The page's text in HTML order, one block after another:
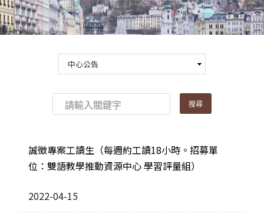
Open submenu (語文研習與活動)
語文研習與活動
(link is external)
誠徵專案工讀生（每週約工讀18小時。招募單
位：雙語教學推動資源中心 學習評量組）
2022-04-15